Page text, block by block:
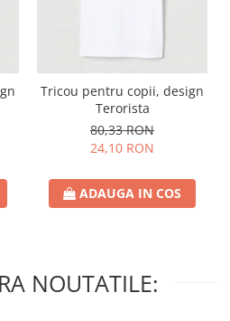
Tricou pentru copii, design
Terorista
80,33 RON
24,10 RON
ADAUGA IN COS
NOUTATILE: